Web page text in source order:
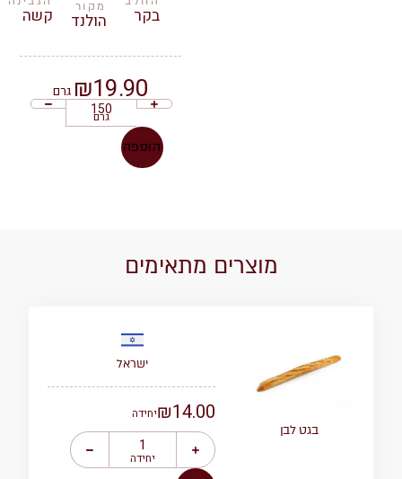
בקר
מקור
הולנד קשה
₪19.90 גרם
גרם
הוספה
מוצרים מתאימים
בגט לבן
ישראל
₪14.00 יחידה
יחידה